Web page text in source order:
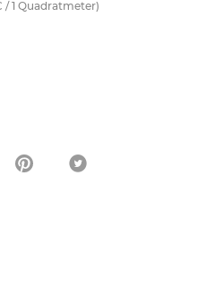
/ 1 Quadratmeter)